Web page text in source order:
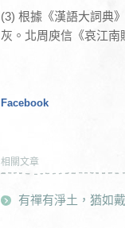
(3) 根據《漢語大詞典
灰。北周庾信《哀江
Facebook
相關文章
有禪有淨土，猶如